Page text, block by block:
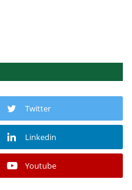
Twitter
Linkedin
Youtube